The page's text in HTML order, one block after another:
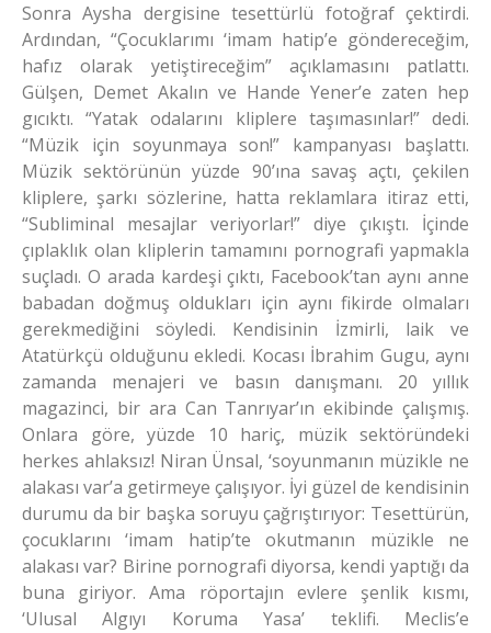
Sonra Aysha dergisine tesettürlü fotoğraf çektirdi.
Ardından, “Çocuklarımı ‘imam hatip’e göndereceğim,
hafız olarak yetiştireceğim” açıklamasını patlattı.
Gülşen, Demet Akalın ve Hande Yener’e zaten hep
gıcıktı. “Yatak odalarını kliplere taşımasınlar!” dedi.
“Müzik için soyunmaya son!” kampanyası başlattı.
Müzik sektörünün yüzde 90’ına savaş açtı, çekilen
kliplere, şarkı sözlerine, hatta reklamlara itiraz etti,
“Subliminal mesajlar veriyorlar!” diye çıkıştı. İçinde
çıplaklık olan kliplerin tamamını pornografi yapmakla
suçladı. O arada kardeşi çıktı, Facebook’tan aynı anne
babadan doğmuş oldukları için aynı fikirde olmaları
gerekmediğini söyledi. Kendisinin İzmirli, laik ve
Atatürkçü olduğunu ekledi. Kocası İbrahim Gugu, aynı
zamanda menajeri ve basın danışmanı. 20 yıllık
magazinci, bir ara Can Tanrıyar’ın ekibinde çalışmış.
Onlara göre, yüzde 10 hariç, müzik sektöründeki
herkes ahlaksız! Niran Ünsal, ‘soyunmanın müzikle ne
alakası var’a getirmeye çalışıyor. İyi güzel de kendisinin
durumu da bir başka soruyu çağrıştırıyor: Tesettürün,
çocuklarını ‘imam hatip’te okutmanın müzikle ne
alakası var? Birine pornografi diyorsa, kendi yaptığı da
buna giriyor. Ama röportajın evlere şenlik kısmı,
‘Ulusal Algıyı Koruma Yasa’ teklifi. Meclis’e